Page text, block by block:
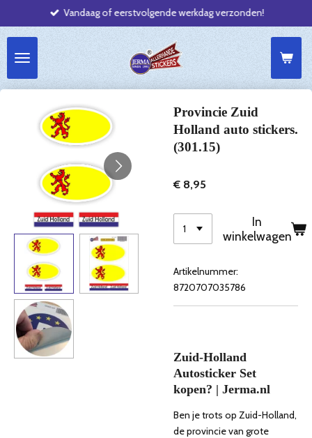
direct
de
hoofdinhoud
Vandaag of eerstvolgende werkdag verzonden!
Provincie Zuid
Holland auto stickers.
(301.15)
€ 8,95
In
winkelwagen
Artikelnummer:
8720707035786
Zuid-Holland
Autosticker Set
kopen? | Jerma.nl
Ben je trots op Zuid-Holland,
de provincie van grote